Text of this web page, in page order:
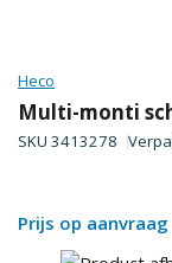
Heco
Multi-monti
SKU 3413278
Prijs op aanvraag